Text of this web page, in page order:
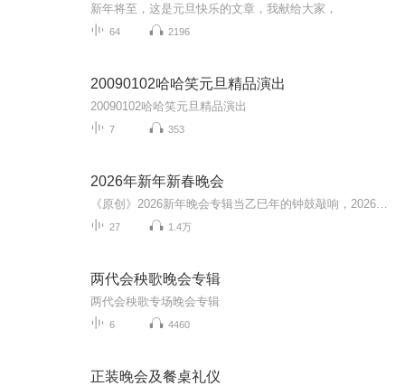
新年将至，这是元旦快乐的文章，我献给大家，
64 2196
20090102哈哈笑元旦精品演出
20090102哈哈笑元旦精品演出
7 353
2026年新年新春晚会
27 1.4万
两代会秧歌晚会专辑
两代会秧歌专场晚会专辑
6 4460
正装晚会及餐桌礼仪